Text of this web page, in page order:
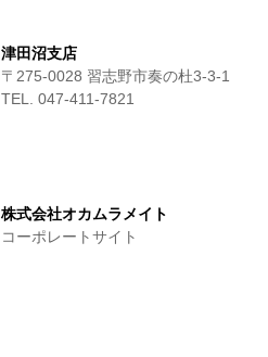
津田沼支店
〒275-0028 習志野市奏の杜3-3-1
TEL. 047-411‐7821
株式会社オカムラメイト
コーポレートサイト